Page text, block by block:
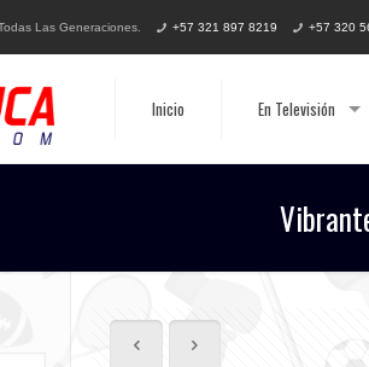
Las Generaciones. +57 321 897 8219 +57 320
Inicio En Televisión